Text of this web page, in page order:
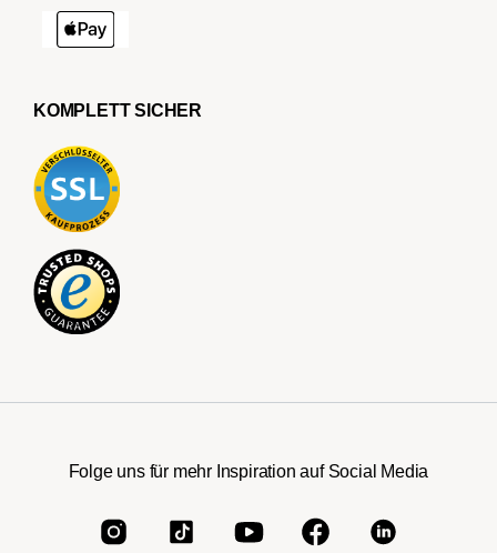
KOMPLETT SICHER
Folge uns für mehr Inspiration auf Social Media